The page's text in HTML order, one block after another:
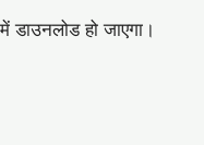
हो जाएगा।